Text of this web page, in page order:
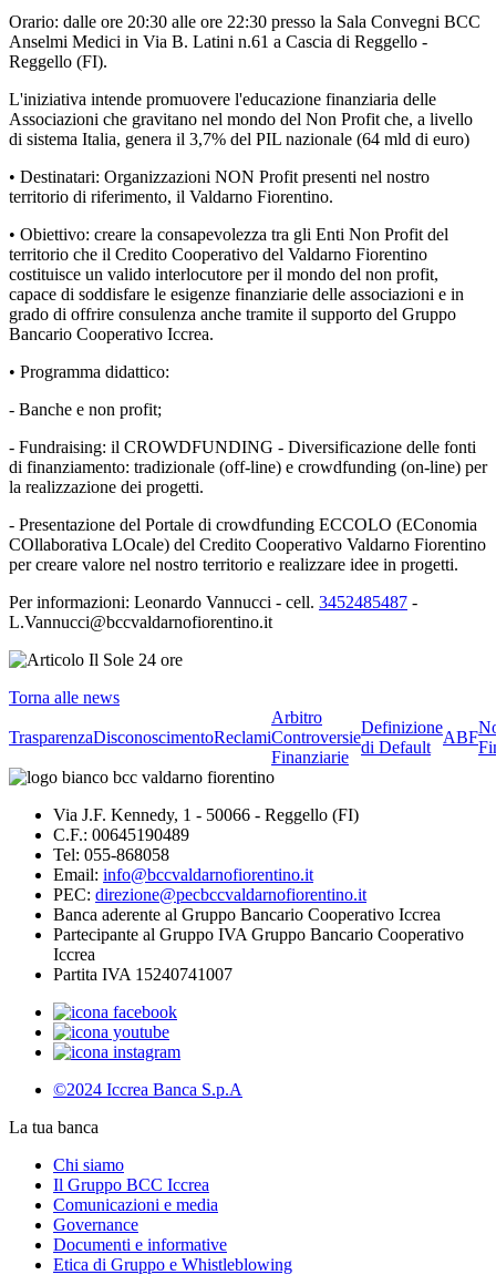
Orario: dalle ore 20:30 alle ore 22:30 presso la Sala Convegni BCC
Anselmi Medici in Via B. Latini n.61 a Cascia di Reggello -
Reggello (FI).
L'iniziativa intende promuovere l'educazione finanziaria delle
Associazioni che gravitano nel mondo del Non Profit che, a livello
di sistema Italia, genera il 3,7% del PIL nazionale (64 mld di euro)
• Destinatari: Organizzazioni NON Profit presenti nel nostro
territorio di riferimento, il Valdarno Fiorentino.
• Obiettivo: creare la consapevolezza tra gli Enti Non Profit del
territorio che il Credito Cooperativo del Valdarno Fiorentino
costituisce un valido interlocutore per il mondo del non profit,
capace di soddisfare le esigenze finanziarie delle associazioni e in
grado di offrire consulenza anche tramite il supporto del Gruppo
Bancario Cooperativo Iccrea.
• Programma didattico:
- Banche e non profit;
- Fundraising: il CROWDFUNDING - Diversificazione delle fonti
di finanziamento: tradizionale (off-line) e crowdfunding (on-line) per
la realizzazione dei progetti.
- Presentazione del Portale di crowdfunding ECCOLO (EConomia
COllaborativa LOcale) del Credito Cooperativo Valdarno Fiorentino
per creare valore nel nostro territorio e realizzare idee in progetti.
Per informazioni: Leonardo Vannucci - cell. 3452485487 -
L.Vannucci@bccvaldarnofiorentino.it
Torna alle news
TrasparenzaDisconoscimentoReclami
Arbitro
Controversie
Finanziarie
Definizione
di Default
ABF
Via J.F. Kennedy, 1 - 50066 - Reggello (FI)
C.F.: 00645190489
Tel: 055-868058
Email: info@bccvaldarnofiorentino.it
PEC: direzione@pecbccvaldarnofiorentino.it
Banca aderente al Gruppo Bancario Cooperativo Iccrea
Partecipante al Gruppo IVA Gruppo Bancario Cooperativo
Iccrea
Partita IVA 15240741007
©2024 Iccrea Banca S.p.A
La tua banca
Chi siamo
Il Gruppo BCC Iccrea
Comunicazioni e media
Governance
Documenti e informative
Etica di Gruppo e Whistleblowing